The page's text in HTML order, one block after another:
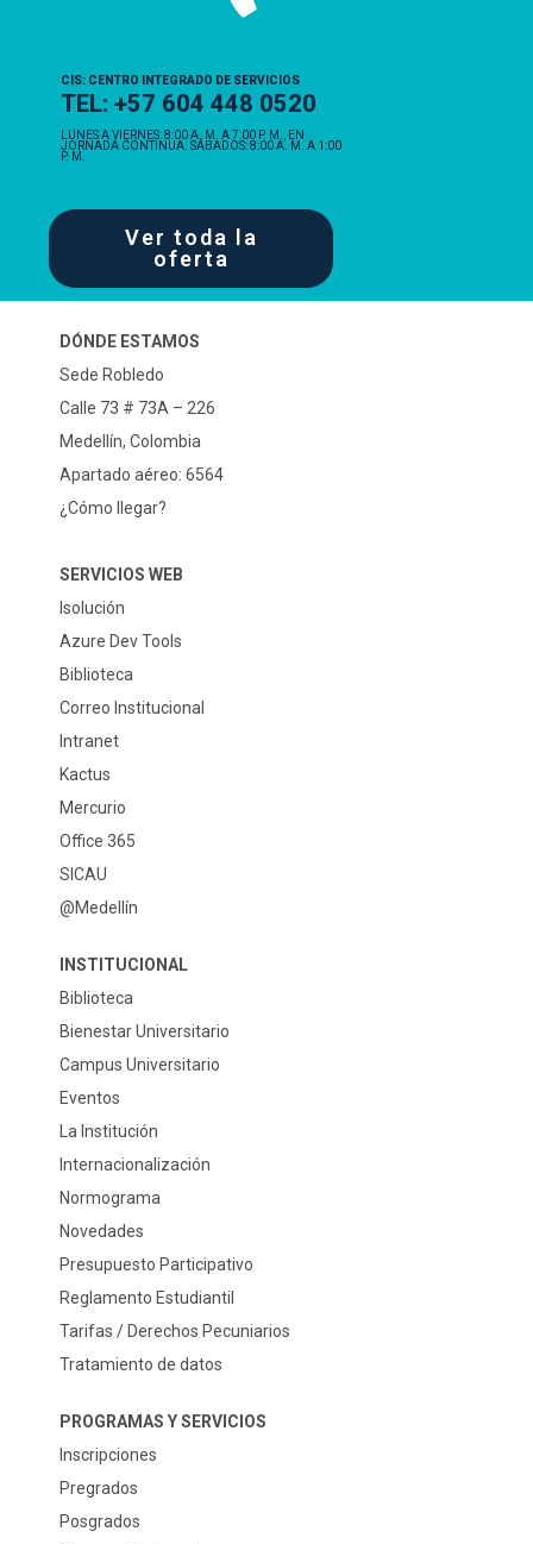
CIS: CENTRO INTEGRADO DE SERVICIOS
TEL: +57 604 448 0520
LUNES A VIERNES: 8:00 A. M. A 7:00 P. M., EN
JORNADA CONTINUA. SÁBADOS: 8:00 A. M. A 1:00
P. M.
Ver toda la
oferta
DÓNDE ESTAMOS
Sede Robledo
Calle 73 # 73A – 226
Medellín, Colombia
Apartado aéreo: 6564
¿Cómo llegar?
SERVICIOS WEB
Isolución
Azure Dev Tools
Biblioteca
Correo Institucional
Intranet
Kactus
Mercurio
Office 365
SICAU
@Medellín
INSTITUCIONAL
Biblioteca
Bienestar Universitario
Campus Universitario
Eventos
La Institución
Internacionalización
Normograma
Novedades
Presupuesto Participativo
Reglamento Estudiantil
Tarifas / Derechos Pecuniarios
Tratamiento de datos
PROGRAMAS Y SERVICIOS
Inscripciones
Pregrados
Posgrados